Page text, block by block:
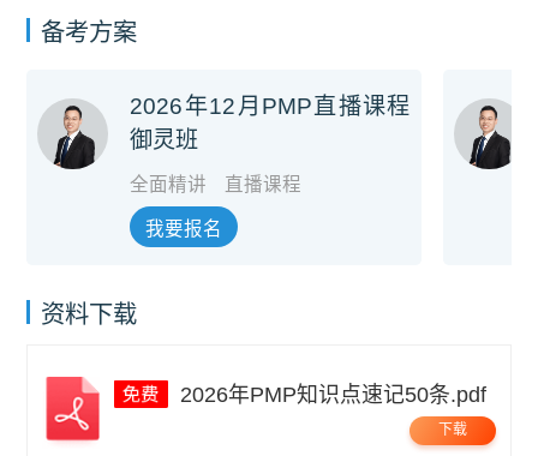
备考方案
2026年12月PMP直播课程
御灵班
全面精讲 直播课程
我要报名
资料下载
2026年PMP知识点速记50条.pdf
下载